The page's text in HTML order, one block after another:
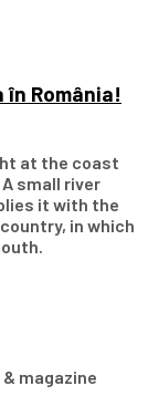
în România!
at the coast
small river
it with the
in which
magazine